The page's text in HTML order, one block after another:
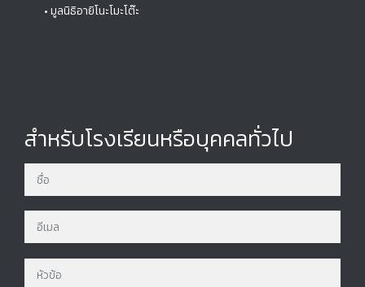
• มูลนิธิอายิโนะโมะโต๊ะ
สำหรับโรงเรียนหรือบุคคลทั่วไป